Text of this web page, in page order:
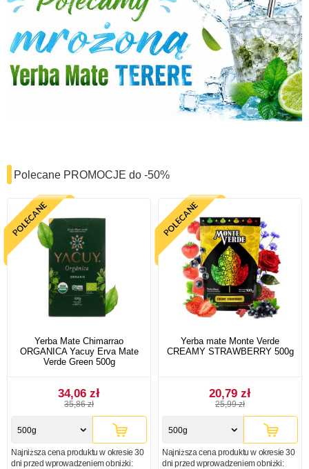
Polecane PROMOCJE do -50%
Yerba Mate Chimarrao
ORGANICA Yacuy Erva Mate
Verde Green 500g
34,06 zł
35,86 zł
500g
Najniższa cena produktu w okresie 30
dni przed wprowadzeniem obniżki:
Yerba mate Monte Verde
CREAMY STRAWBERRY 500g
20,79 zł
25,99 zł
500g
Najniższa cena produktu w okresie 30
dni przed wprowadzeniem obniżki: